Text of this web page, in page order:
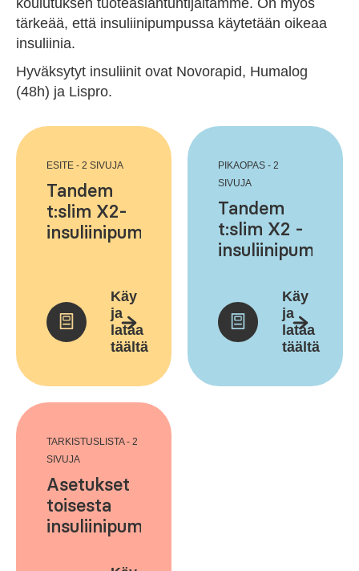
koulutuksen tuoteasiantuntijaltamme. On myös
tärkeää, että insuliinipumpussa käytetään oikeaa
insuliinia.
Hyväksytyt insuliinit ovat Novorapid, Humalog
(48h) ja Lispro.
ESITE - 2 SIVUJA
Tandem
t:slim X2-
insuliinipumppu
teknologialla
– Oikean
potilaan
Käy
ja
lataa
täältä
PIKAOPAS - 2
SIVUJA
Tandem
t:slim X2 -
insuliinipumppu
tarvikkeet
Käy
ja
lataa
täältä
TARKISTUSLISTA - 2
SIVUJA
Asetukset
toisesta
insuliinipumpusta